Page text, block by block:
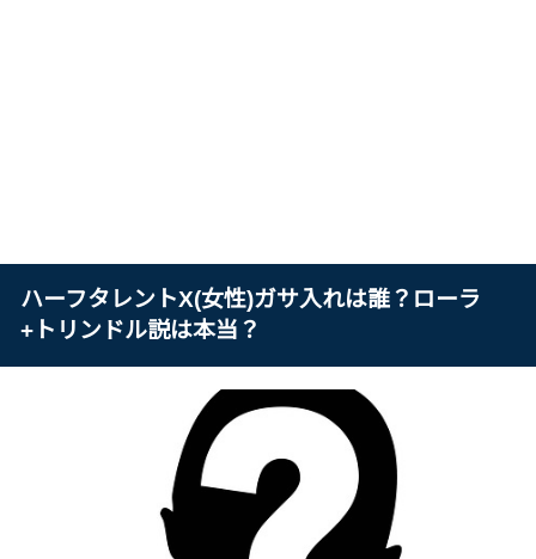
ハーフタレントX(女性)ガサ入れは誰？ローラ
+トリンドル説は本当？